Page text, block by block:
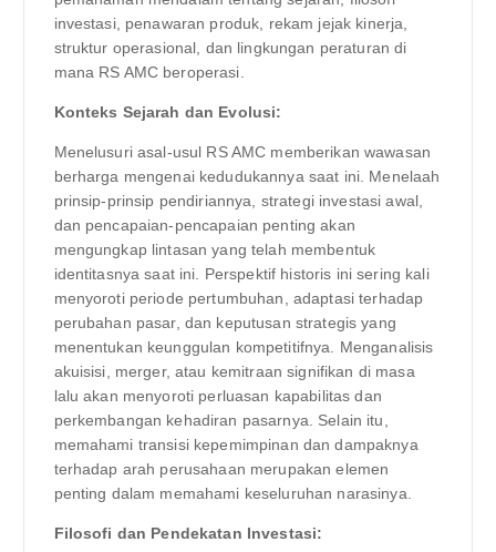
investasi, penawaran produk, rekam jejak kinerja,
struktur operasional, dan lingkungan peraturan di
mana RS AMC beroperasi.
Konteks Sejarah dan Evolusi:
Menelusuri asal-usul RS AMC memberikan wawasan
berharga mengenai kedudukannya saat ini. Menelaah
prinsip-prinsip pendiriannya, strategi investasi awal,
dan pencapaian-pencapaian penting akan
mengungkap lintasan yang telah membentuk
identitasnya saat ini. Perspektif historis ini sering kali
menyoroti periode pertumbuhan, adaptasi terhadap
perubahan pasar, dan keputusan strategis yang
menentukan keunggulan kompetitifnya. Menganalisis
akuisisi, merger, atau kemitraan signifikan di masa
lalu akan menyoroti perluasan kapabilitas dan
perkembangan kehadiran pasarnya. Selain itu,
memahami transisi kepemimpinan dan dampaknya
terhadap arah perusahaan merupakan elemen
penting dalam memahami keseluruhan narasinya.
Filosofi dan Pendekatan Investasi: